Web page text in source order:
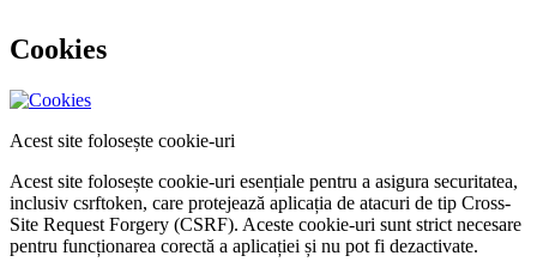
Cookies
Acest site folosește cookie-uri
Acest site folosește cookie-uri esențiale pentru a asigura securitatea,
inclusiv csrftoken, care protejează aplicația de atacuri de tip Cross-
Site Request Forgery (CSRF). Aceste cookie-uri sunt strict necesare
pentru funcționarea corectă a aplicației și nu pot fi dezactivate.